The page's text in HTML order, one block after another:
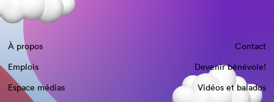
À propos
Contact
Emplois
Devenir bénévole!
Espace médias
Vidéos et balados